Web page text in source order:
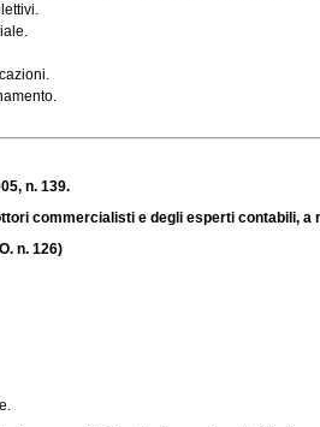
n. 139.
commercialisti e degli esperti contabili, a
n. 126)